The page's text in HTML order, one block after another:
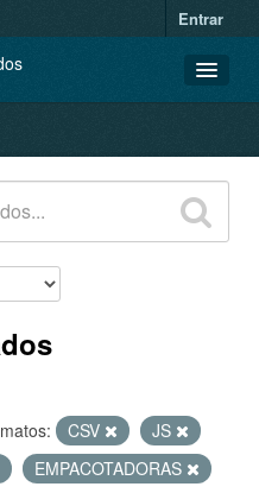
Entrar
CSV
JS
EMPACOTADORAS